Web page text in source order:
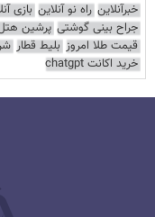
خبرآنلاین راه نو آنلاین بازی
جراح بینی گوشتی پرشین
قیمت طلا امروز بلیط قطار
خرید اکانت chatgpt